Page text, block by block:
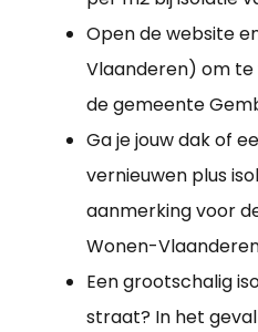
Open de website
Vlaanderen) om
de gemeente
Ga je jouw dak of
vernieuwen plus
aanmerking voor
Wonen-
Een grootschalig
straat? In het